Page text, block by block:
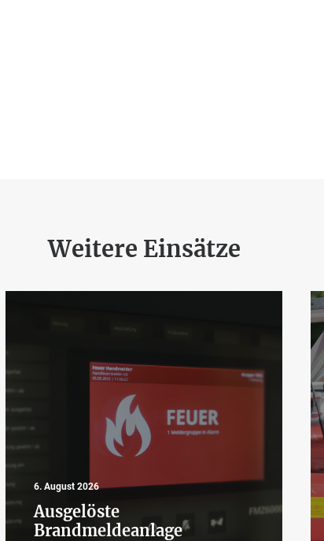
Weitere Einsätze
6. August 2026
Ausgelöste
Brandmeldeanlage